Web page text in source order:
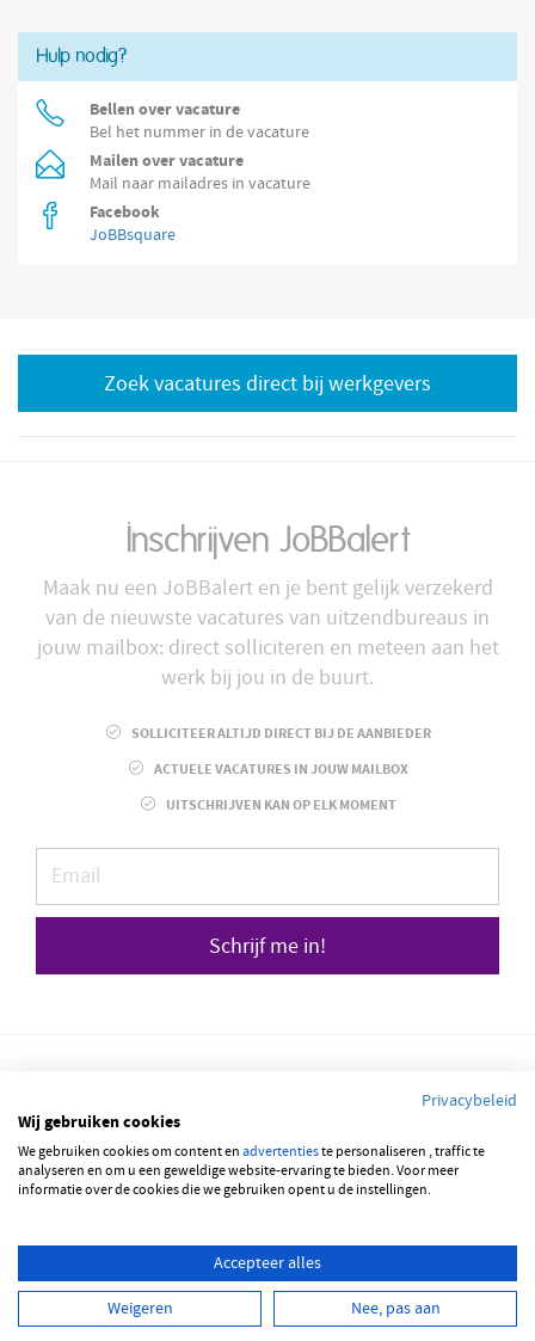
Hulp nodig?
Bellen over vacature
Bel het nummer in de vacature
Mailen over vacature
Mail naar mailadres in vacature
Facebook
JoBBsquare
Zoek vacatures direct bij werkgevers
Inschrijven JoBBalert
Maak nu een JoBBalert en je bent gelijk verzekerd
van de nieuwste vacatures van uitzendbureaus in
jouw mailbox: direct solliciteren en meteen aan het
werk bij jou in de buurt.
SOLLICITEER ALTIJD DIRECT BIJ DE AANBIEDER
ACTUELE VACATURES IN JOUW MAILBOX
UITSCHRIJVEN KAN OP ELK MOMENT
Schrijf me in!
© 2026 JOBBSQUARE
NEDERLANDS ENGLISH
Privacybeleid
Wij gebruiken cookies
We gebruiken cookies om content en advertentieste personaliseren , traffic te
analyseren en om u een geweldige website-ervaring te bieden. Voor meer
informatie over de cookies die we gebruiken opent u de instellingen.
Accepteer alles
Weigeren Nee, pas aan